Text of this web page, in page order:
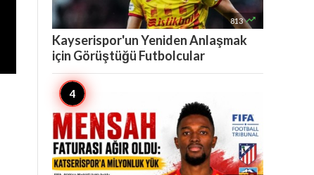
813 
Kayserispor'un Yeniden Anlaşmak
için Görüştüğü Futbolcular